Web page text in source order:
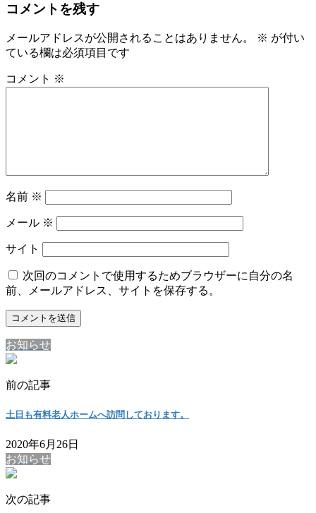
コメントを残す
メールアドレスが公開されることはありません。 ※ が付い
ている欄は必須項目です
コメント ※
名前 ※
メール ※
サイト
次回のコメントで使用するためブラウザーに自分の名
前、メールアドレス、サイトを保存する。
お知らせ
前の記事
土日も有料老人ホームへ訪問しております。
2020年6月26日
お知らせ
次の記事